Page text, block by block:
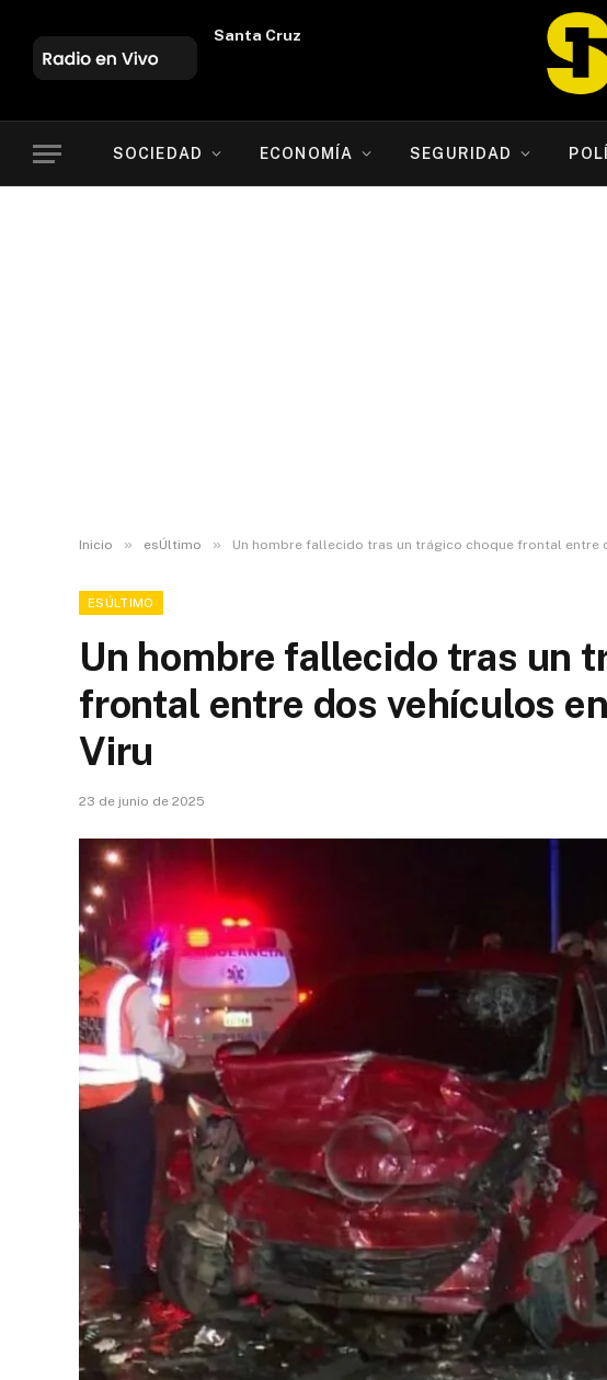
Oruro
SOCIEDAD ECONOMÍA SEGURIDAD
Inicio » esÚltimo » Un hombre fallecido tras un trágico choque frontal entre
ESÚLTIMO
Un hombre fallecido tras un
frontal entre dos vehículos
Viru
23 de junio de 2025